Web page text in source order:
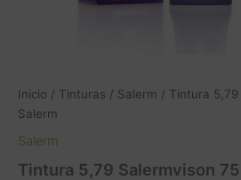
Inicio / Tinturas / Salerm / Tintura 5,79
Salerm
Salerm
Tintura 5,79 Salermvison